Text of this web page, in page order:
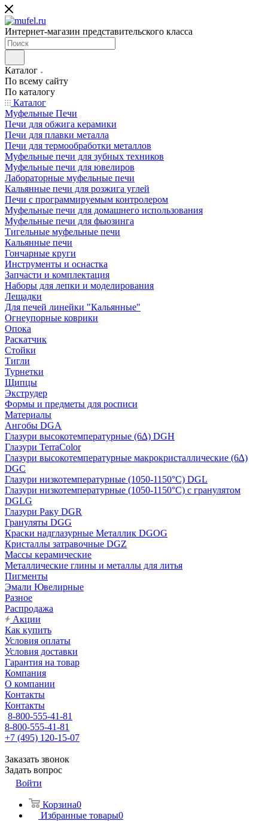
Интернет-магазин представительского класса
Каталог
По всему сайту
По каталогу
Каталог
Муфельные Печи
Печи для обжига керамики
Печи для плавки металла
Печи для термообработки металлов
Муфельные печи для зубных техников
Муфельные печи для ювелиров
Лабораторные муфельные печи
Кальянные печи для розжига углей
Печи с программируемым контролером
Муфельные печи для домашнего использования
Муфельные печи для фьюзинга
Тигельные муфельные печи
Кальянные печи
Гончарные круги
Инструменты и оснастка
Запчасти и комплектация
Наборы для лепки и моделирования
Лещадки
Для печей линейки "Кальянные"
Огнеупорные коврики
Опока
Раскатчик
Стойки
Тигли
Турнетки
Щипцы
Экструдер
Формы и предметы для росписи
Материалы
Ангобы DGA
Глазури высокотемпературные (6∆) DGH
Глазури TerraColor
Глазури высокотемпературные макрокристаллические (6∆)
DGC
Глазури низкотемпературные (1050-1150°С) DGL
Глазури низкотемпературные (1050-1150°С) с гранулятом
DGLG
Глазури Раку DGR
Грануляты DGG
Краски надглазурные Металлик DGOG
Кристаллы затравочные DGZ
Массы керамические
Металлические глины и металлы для литья
Пигменты
Эмали Ювелирные
Разное
Распродажа
Акции
Как купить
Условия оплаты
Условия доставки
Гарантия на товар
Компания
О компании
Контакты
Контакты
8-800-555-41-81
8-800-555-41-81
+7 (495) 120-15-07
Заказать звонок
Задать вопрос
Войти
Корзина0
Избранные товары0